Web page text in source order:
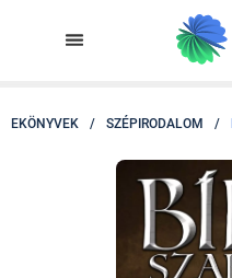
EKÖNYVEK / SZÉPIRODALOM /